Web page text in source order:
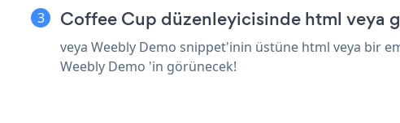
Coffee Cup düzenleyicisinde html veya
veya Weebly Demo snippet'inin üstüne html veya bir
Weebly Demo 'in görünecek!